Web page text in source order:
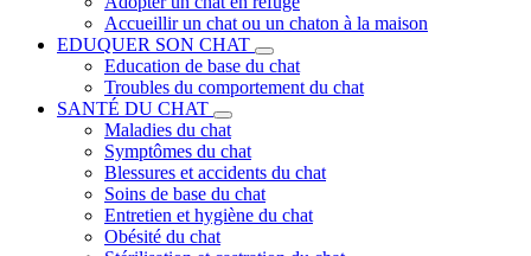
Accueillir un chat ou un chaton à la maison
EDUQUER SON CHAT
Education de base du chat
Troubles du comportement du chat
SANTÉ DU CHAT
Maladies du chat
Symptômes du chat
Blessures et accidents du chat
Soins de base du chat
Entretien et hygiène du chat
Obésité du chat